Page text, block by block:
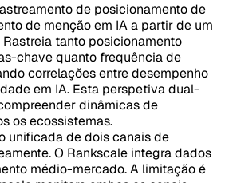
de posicionamento de
de menção em IA a partir de um
tanto posicionamento
chave quanto frequência de
correlações entre desempenho
em IA. Esta perspetiva dual-
dinâmicas de
os ecossistemas.
unificada de dois canais de
O Rankscale integra dados
médio-mercado. A limitação é